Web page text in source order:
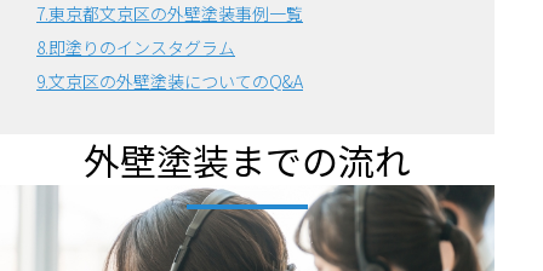
7.東京都文京区の外壁塗装事例一覧
8.即塗りのインスタグラム
9.文京区の外壁塗装についてのQ&A
外壁塗装までの流れ